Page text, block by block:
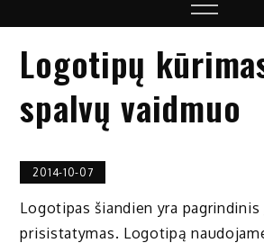
Logotipų
spalvų vaidmuo
2014-10-07
Logotipas šiandien yra pagrindinis
prisistatymas. Logotipą